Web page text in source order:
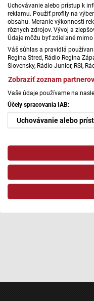
Uchovávanie alebo prístup k
reklamu. Použiť profily na
obsahu. Meranie výkonnosti
rôznych zdrojov. Vývoj a
Údaje môžu byť zdieľané mimo
Váš súhlas a pravidlá
Regina Stred, Rádio Regina
Slovensky, Rádio Junior, RSI,
Zobraziť zoznam
Vaše údaje používame na
Účely spracovania IAB:
Uchovávanie alebo
Vytvoriť profily pre
Použiť profily na výber